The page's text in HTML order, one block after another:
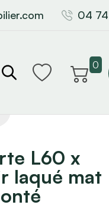
04
0
L60 x
laqué mat